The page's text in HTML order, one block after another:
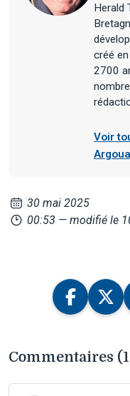
Herald
créé
2700
Voir
30 mai 2025
00:53 — modifié le
Commentaires